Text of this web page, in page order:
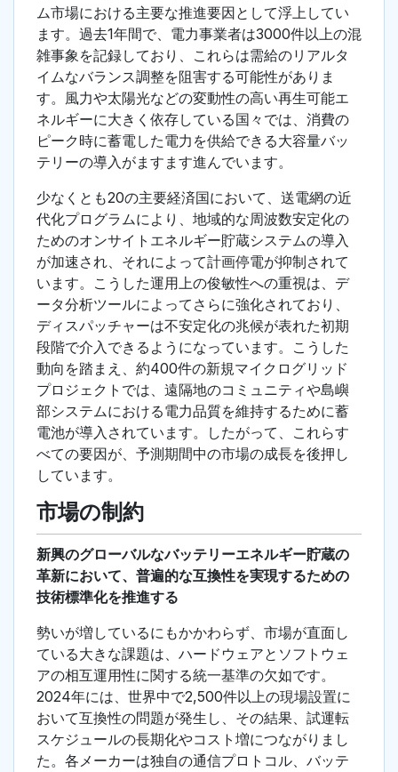
ム市場における主要な推進要因として浮上してい
ます。過去1年間で、電力事業者は3000件以上の混
雑事象を記録しており、これらは需給のリアルタ
イムなバランス調整を阻害する可能性がありま
す。風力や太陽光などの変動性の高い再生可能エ
ネルギーに大きく依存している国々では、消費の
ピーク時に蓄電した電力を供給できる大容量バッ
テリーの導入がますます進んでいます。
少なくとも20の主要経済国において、送電網の近
代化プログラムにより、地域的な周波数安定化の
ためのオンサイトエネルギー貯蔵システムの導入
が加速され、それによって計画停電が抑制されて
います。こうした運用上の俊敏性への重視は、デ
ータ分析ツールによってさらに強化されており、
ディスパッチャーは不安定化の兆候が表れた初期
段階で介入できるようになっています。こうした
動向を踏まえ、約400件の新規マイクログリッド
プロジェクトでは、遠隔地のコミュニティや島嶼
部システムにおける電力品質を維持するために蓄
電池が導入されています。したがって、これらす
べての要因が、予測期間中の市場の成長を後押し
しています。
市場の制約
新興のグローバルなバッテリーエネルギー貯蔵の
革新において、普遍的な互換性を実現するための
技術標準化を推進する
勢いが増しているにもかかわらず、市場が直面し
ている大きな課題は、ハードウェアとソフトウェ
アの相互運用性に関する統一基準の欠如です。
2024年には、世界中で2,500件以上の現場設置に
おいて互換性の問題が発生し、その結果、試運転
スケジュールの長期化やコスト増につながりまし
た。各メーカーは独自の通信プロトコル、バッテ